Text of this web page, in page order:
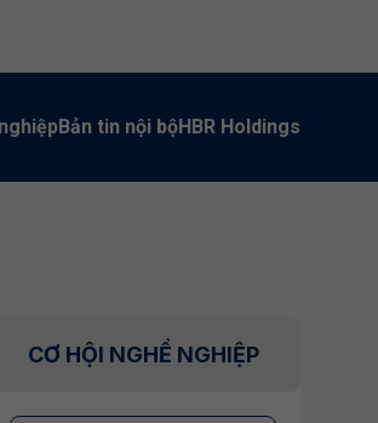
Bản tin nội bộHBR Holdings
CƠ HỘI NGHỀ NGHIỆP